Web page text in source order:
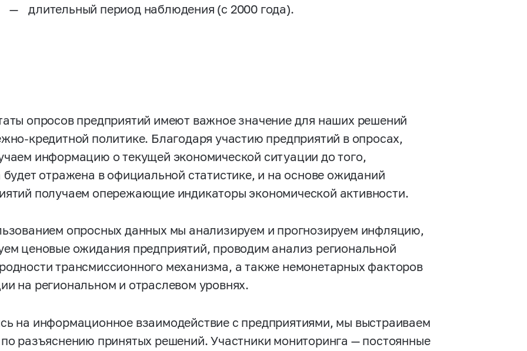
длительный период наблюдения (с 2000 года).
опросов предприятий имеют важное значение для наших решений
кредитной политике. Благодаря участию предприятий в опросах,
информацию о текущей экономической ситуации до того,
будет отражена в официальной статистике, и на основе ожиданий
получаем опережающие индикаторы экономической активности.
опросных данных мы анализируем и прогнозируем инфляцию,
ценовые ожидания предприятий, проводим анализ региональной
трансмиссионного механизма, а также немонетарных факторов
на региональном и отраслевом уровнях.
на информационное взаимодействие с предприятиями, мы выстраиваем
разъяснению принятых решений. Участники мониторинга — постоянные